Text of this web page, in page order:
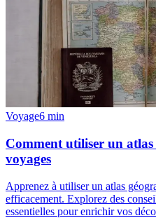
Voyage6 min
Comment utiliser un
voyages
Apprenez à utiliser un atlas
efficacement. Explorez des
essentielles pour enrichir vos